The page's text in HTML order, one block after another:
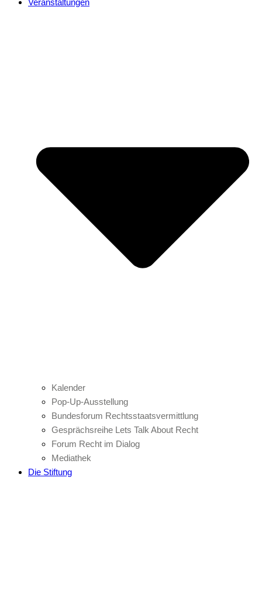
Veranstaltungen
Kalender
Pop-Up-Ausstellung
Bundesforum Rechtsstaatsvermittlung
Gesprächsreihe Lets Talk About Recht
Forum Recht im Dialog
Mediathek
Die Stiftung